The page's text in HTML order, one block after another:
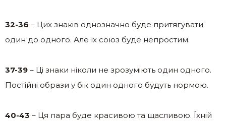
32-36 – Цих знаків однозначно буде притягувати
один до одного. Але їх союз буде непростим.
37-39 – Ці знаки ніколи не зрозуміють один одного.
Постійні образи у бік один одного будуть нормою.
40-43 – Ця пара буде красивою та щасливою. Їхній